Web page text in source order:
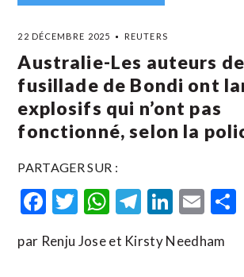
22 DÉCEMBRE 2025 REUTERS
Australie-Les auteurs
fusillade de Bondi ont
explosifs qui n’ont pas
fonctionné, selon la
PARTAGER SUR :
Facebook
Twitter
WhatsApp
Telegram
par Renju Jose et Kirsty Needham